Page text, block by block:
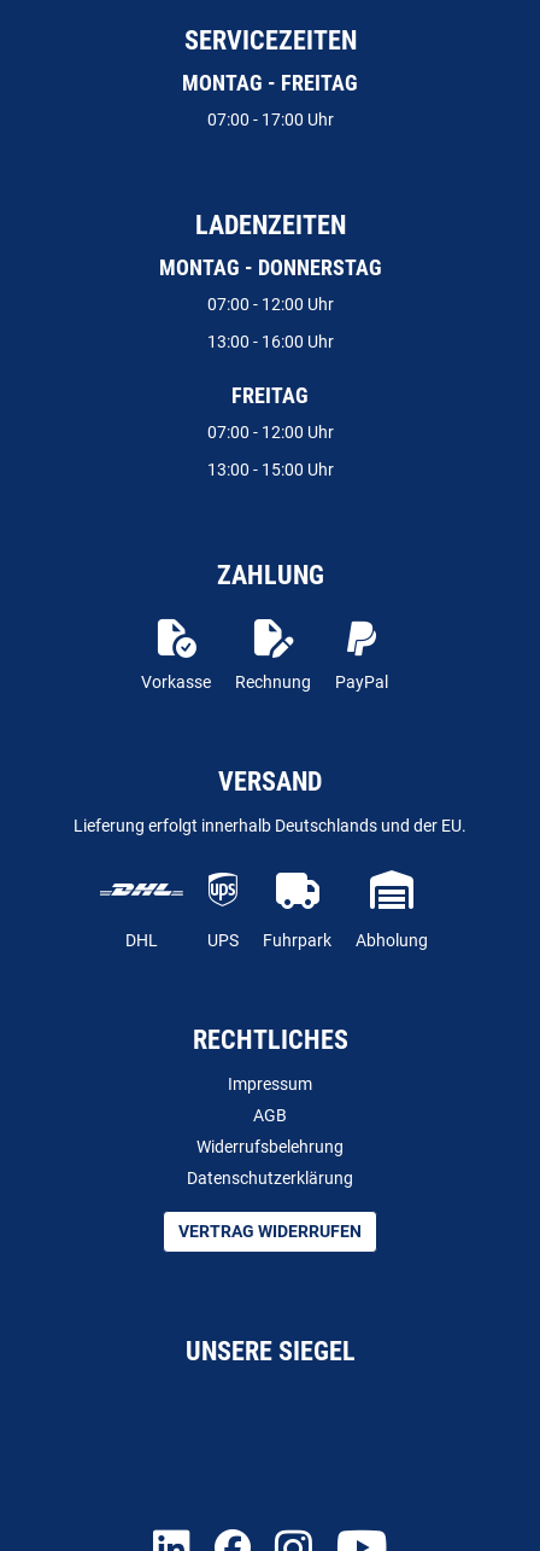
SERVICEZEITEN
MONTAG - FREITAG
07:00 - 17:00 Uhr
LADENZEITEN
MONTAG - DONNERSTAG
07:00 - 12:00 Uhr
13:00 - 16:00 Uhr
FREITAG
07:00 - 12:00 Uhr
13:00 - 15:00 Uhr
ZAHLUNG
Vorkasse Rechnung PayPal
VERSAND
Lieferung erfolgt innerhalb Deutschlands und der EU.
DHL UPS Fuhrpark Abholung
RECHTLICHES
Impressum
AGB
Widerrufsbelehrung
Datenschutzerklärung
VERTRAG WIDERRUFEN
UNSERE SIEGEL